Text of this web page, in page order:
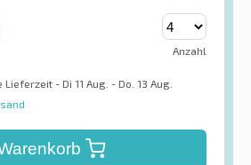
Anzahl
- Di 11 Aug. - Do. 13 Aug.